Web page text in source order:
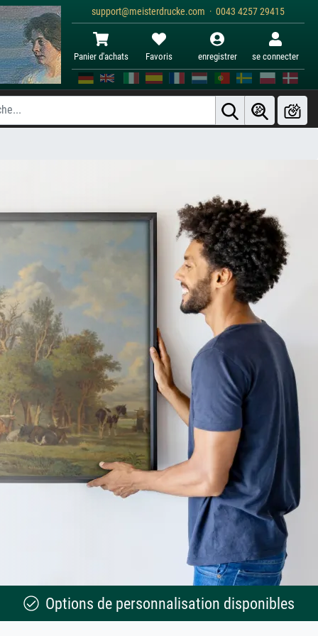
support@meisterdrucke.com · 0043 4257 29415
Panier d'achats Favoris enregistrer se connecter
Options de personnalisation disponibles